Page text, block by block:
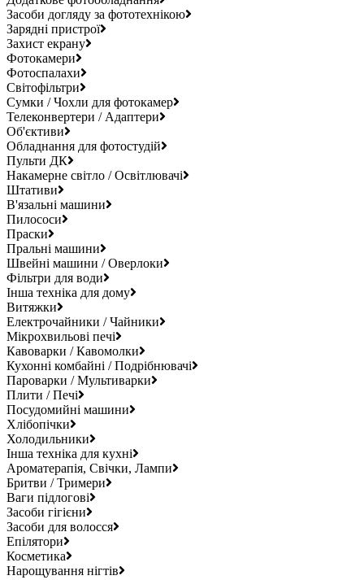
Засоби догляду за фототехнікою
Зарядні пристрої
Захист екрану
Фотокамери
Фотоспалахи
Світофільтри
Сумки / Чохли для фотокамер
Телеконвертери / Адаптери
Об'єктиви
Обладнання для фотостудій
Пульти ДК
Накамерне світло / Освітлювачі
Штативи
В'язальні машини
Пилососи
Праски
Пральні машини
Швейні машини / Оверлоки
Фільтри для води
Інша техніка для дому
Витяжки
Електрочайники / Чайники
Мікрохвильові печі
Кавоварки / Кавомолки
Кухонні комбайні / Подрібнювачі
Пароварки / Мультиварки
Плити / Печі
Посудомийні машини
Хлібопічки
Холодильники
Інша техніка для кухні
Ароматерапія, Свічки, Лампи
Бритви / Тримери
Ваги підлогові
Засоби гігієни
Засоби для волосся
Епілятори
Косметика
Нарощування нігтів